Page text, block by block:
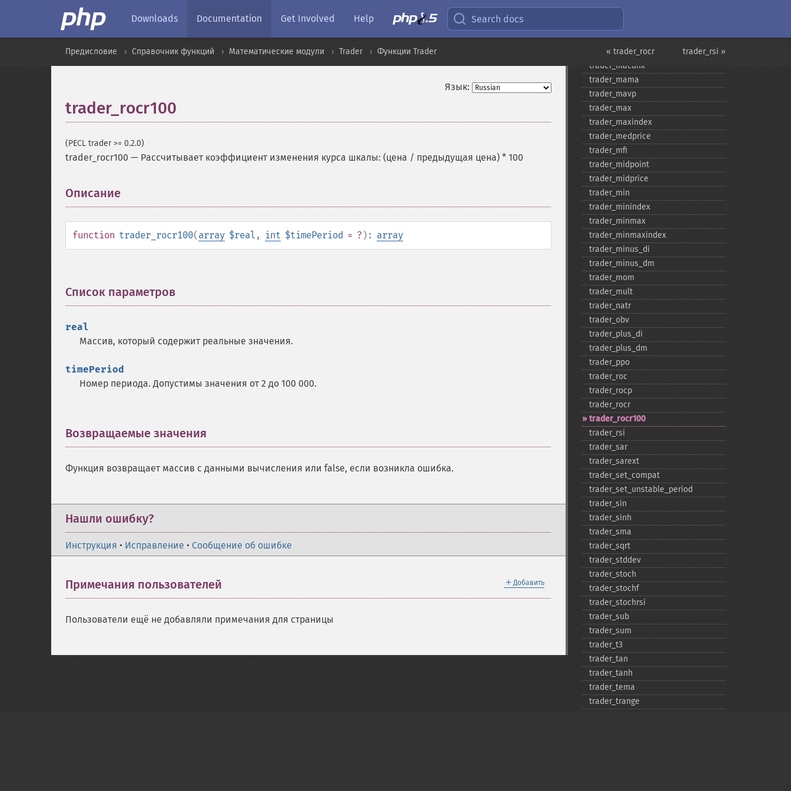
Downloads Documentation Get Involved Help Search docs
trader_rsi »
« trader_rocr
Предисловие Справочник функций Математические модули Trader Функции Trader
Язык:
trader_rocr100
(PECL trader >= 0.2.0)
trader_rocr100 — Рассчитывает коэффициент изменения курса шкалы: (цена / предыдущая цена) * 100
Описание
function trader_rocr100(array $real , int $timePeriod = ? ): array
Список параметров
real
Массив, который содержит реальные значения.
timePeriod
Номер периода. Допустимы значения от 2 до 100 000.
Возвращаемые значения
Функция возвращает массив с данными вычисления или false, если возникла ошибка.
Нашли ошибку?
Инструкция • Исправление • Сообщение об ошибке
＋ Добавить
Примечания пользователей
Пользователи ещё не добавляли примечания для страницы
trader_​log10
trader_​macd
trader_​macdext
trader_​macdfix
trader_​mama
trader_​mavp
trader_​max
trader_​maxindex
trader_​medprice
trader_​mfi
trader_​midpoint
trader_​midprice
trader_​min
trader_​minindex
trader_​minmax
trader_​minmaxindex
trader_​minus_​di
trader_​minus_​dm
trader_​mom
trader_​mult
trader_​natr
trader_​obv
trader_​plus_​di
trader_​plus_​dm
trader_​ppo
trader_​roc
trader_​rocp
trader_​rocr
trader_​rocr100
trader_​rsi
trader_​sar
trader_​sarext
trader_​set_​compat
trader_​set_​unstable_​period
trader_​sin
trader_​sinh
trader_​sma
trader_​sqrt
trader_​stddev
trader_​stoch
trader_​stochf
trader_​stochrsi
trader_​sub
trader_​sum
trader_​t3
trader_​tan
trader_​tanh
trader_​tema
trader_​trange